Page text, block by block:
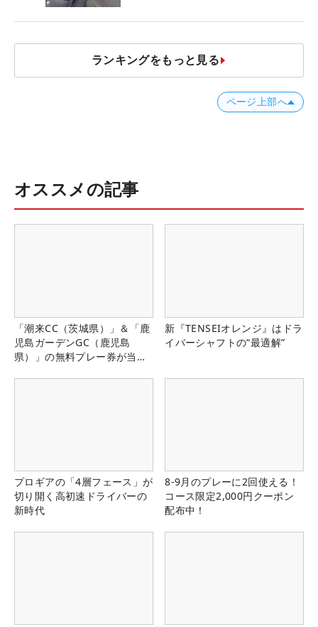
ランキングをもっと見る
ページ上部へ
オススメの記事
「潮来CC（茨城県）」＆「鹿
児島ガーデンGC（鹿児島
県）」の無料プレー券が当た
新『TENSEIオレンジ』はドラ
イバーシャフトの“最適解”
プロギアの「4層フェース」が
切り開く高初速ドライバーの
新時代
8-9月のプレーに2回使える！
コース限定2,000円クーポン
配布中！